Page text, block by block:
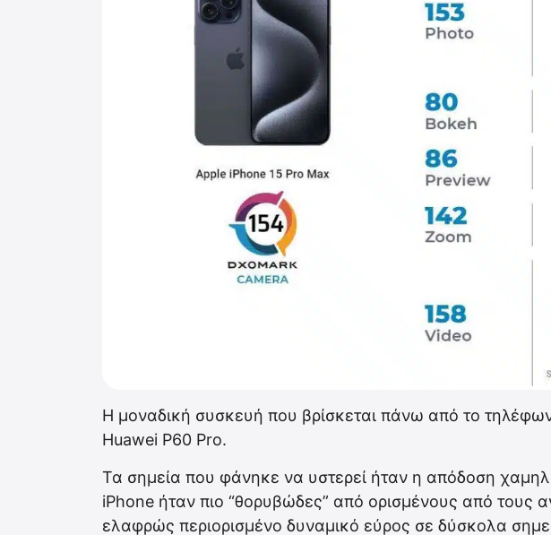
Η μοναδική συσκευή που βρίσκεται πάνω από το
Huawei P60 Pro.
Τα σημεία που φάνηκε να υστερεί ήταν η απόδοση
iPhone ήταν πιο “θορυβώδες” από ορισμένους από τους
ελαφρώς περιορισμένο δυναμικό εύρος σε δύσκολα